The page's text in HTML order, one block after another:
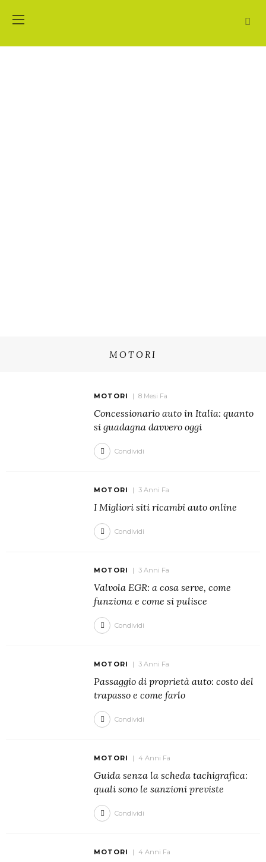
MOTORI
MOTORI 8 Mesi Fa
Concessionario auto in Italia: quanto
si guadagna davvero oggi
Condividi
MOTORI 3 Anni Fa
I Migliori siti ricambi auto online
Condividi
MOTORI 3 Anni Fa
Valvola EGR: a cosa serve, come
funziona e come si pulisce
Condividi
MOTORI 3 Anni Fa
Passaggio di proprietà auto: costo del
trapasso e come farlo
Condividi
MOTORI 4 Anni Fa
Guida senza la scheda tachigrafica:
quali sono le sanzioni previste
Condividi
MOTORI 4 Anni Fa